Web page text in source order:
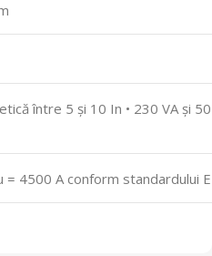
între 5 și 10 In • 230 VA și
= 4500 A conform standardului